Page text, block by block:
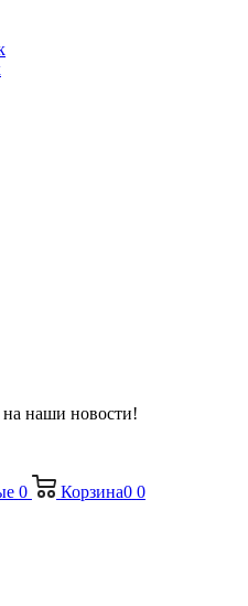
наши новости!
0 Корзина0 0